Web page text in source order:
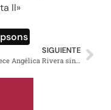
II»
SIGUIENTE